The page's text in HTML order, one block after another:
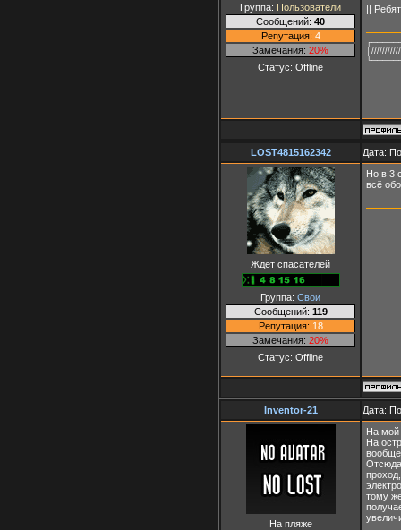
Группа: Пользователи
Сообщений: 40
Репутация: 4
Замечания: 20%
Статус: Offline
||
LOST4815162342 Дата:
Ждёт спасателей
Группа: Свои
Сообщений: 119
Репутация: 18
Замечания: 20%
Статус: Offline
Но в 3
всё
Inventor-21 Дата:
На пляже
На мой
На
Отсюда
тому